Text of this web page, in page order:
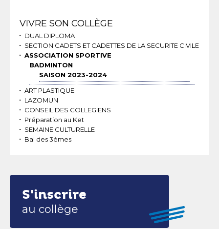
Navigation
VIVRE SON COLLÈGE
DUAL DIPLOMA
SECTION CADETS ET CADETTES DE LA SECURITE CIVILE
ASSOCIATION SPORTIVE
BADMINTON
SAISON 2023-2024
ART PLASTIQUE
LAZOMUN
CONSEIL DES COLLEGIENS
Préparation au Ket
SEMAINE CULTURELLE
Bal des 3èmes
S'inscrire
au collège